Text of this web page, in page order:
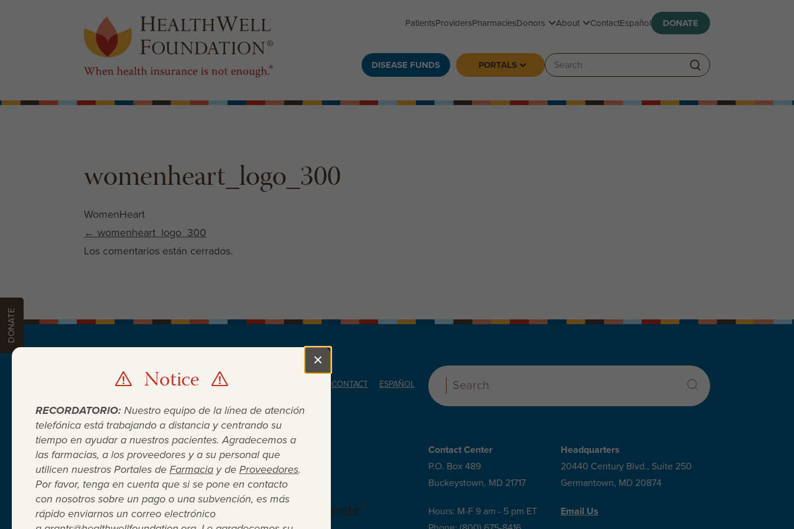
Notice
RECORDATORIO: Nuestro equipo de la línea de atención
telefónica está trabajando a distancia y centrando su
tiempo en ayudar a nuestros pacientes. Agradecemos a
las farmacias, a los proveedores y a su personal que
utilicen nuestros Portales de Farmacia y de Proveedores.
Por favor, tenga en cuenta que si se pone en contacto
con nosotros sobre un pago o una subvención, es más
rápido enviarnos un correo electrónico
Close
×
PatientsProvidersPharmaciesDonors Toggle submenu
AboutToggle submenu
ContactEspañol DONATE
DISEASE FUNDS PORTALS Toggle submenu
Search:
womenheart_logo_300
WomenHeart
Post navigation
← womenheart_logo_300
Los comentarios están cerrados.
PATIENTS PROVIDERS PHARMACIES CONTACT
ESPAÑOL
Search:
Cuando el seguro médico no es suficiente ®
Contact Center
P.O. Box 489
Buckeystown, MD 21717
Hours: M-F 9 am - 5 pm ET
Headquarters
20440 Century Blvd., Suite 250
Germantown, MD 20874
Email Us
DONATE